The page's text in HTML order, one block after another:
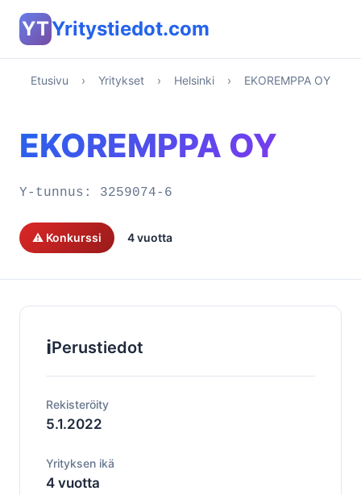
YTYritystiedot.com
Etusivu › Yritykset › Helsinki › EKOREMPPA OY
EKOREMPPA OY
Y-tunnus: 3259074-6
⚠️ Konkurssi 4 vuotta
ℹ️Perustiedot
Rekisteröity
5.1.2022
Yrityksen ikä
4 vuotta